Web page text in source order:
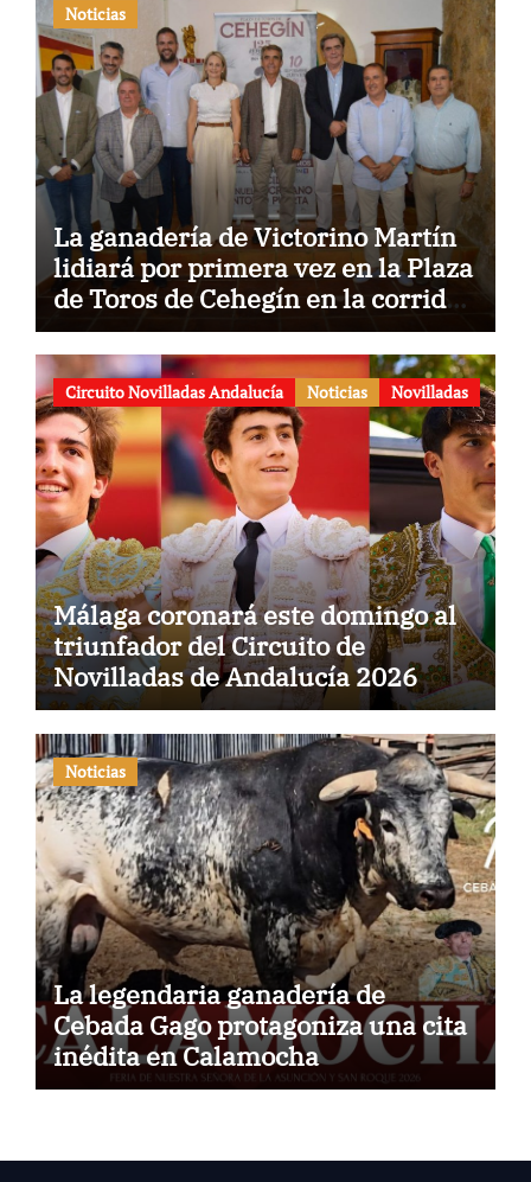
Noticias
La ganadería de Victorino Martín
lidiará por primera vez en la Plaza
de Toros de Cehegín en la corrida
conmemorativa de su 125
aniversario
Circuito Novilladas Andalucía Noticias Novilladas
Málaga coronará este domingo al
triunfador del Circuito de
Novilladas de Andalucía 2026
Noticias
La legendaria ganadería de
Cebada Gago protagoniza una cita
inédita en Calamocha